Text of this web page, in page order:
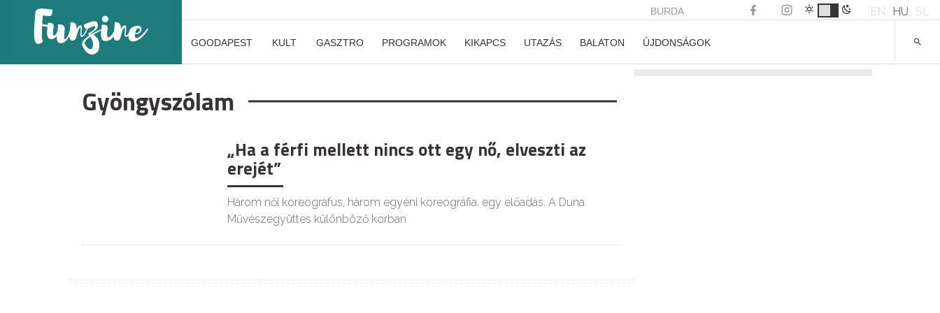
BURDA EN HU SL
GOODAPEST KULT GASZTRO PROGRAMOK KIKAPCS UTAZÁS BALATON ÚJDONSÁGOK
Gyöngyszólam
„Ha a férfi mellett nincs ott egy nő, elveszti az
erejét”
Három női koreográfus, három egyéni koreográfia, egy előadás. A Duna
Művészegyüttes különböző korban